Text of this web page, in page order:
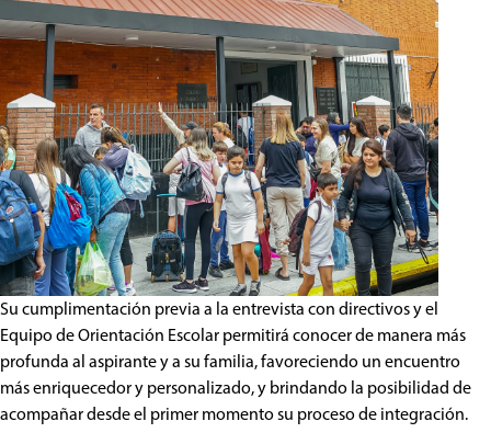
Su cumplimentación previa a la entrevista con directivos y el
Equipo de Orientación Escolar permitirá conocer de manera más
profunda al aspirante y a su familia, favoreciendo un encuentro
más enriquecedor y personalizado, y brindando la posibilidad de
acompañar desde el primer momento su proceso de integración.